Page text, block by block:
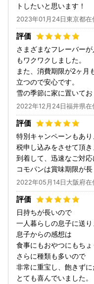
トしたいと思います！
2023年01月24日東京都在
さまざまなフレーバー
もワクワクしました。
また、消費期限が2ヶ月
立つので安心です。
雪の季節に家に置いて
2022年12月24日福井県在
特別キャンペーンもあ
税申し込みをさせて頂
到着して、迅速なご対応
コモパンは賞味期限が
2022年05月14日大阪府在
日持ちが長いので
一人暮らしの息子に送り
息子からの感想は
食事にもおやつにもちょ
さらに種類も多いので
非常に重宝し、飽きずに
とても喜んでいました。